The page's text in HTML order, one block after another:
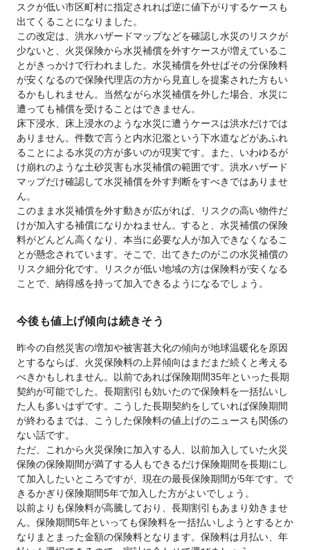
スクが低い市区町村に指定されれば逆に値下がりするケースも
出てくることになりました。
この改定は、洪水ハザードマップなどを確認し水災のリスクが
少ないと、火災保険から水災補償を外すケースが増えているこ
とがきっかけで行われました。水災補償を外せばその分保険料
が安くなるので保険代理店の方から見直しを提案された方もい
るかもしれません。当然ながら水災補償を外した場合、水災に
遭っても補償を受けることはできません。
床下浸水、床上浸水のような水災に遭うケースは洪水だけでは
ありません。件数で言うと内水氾濫という下水道などがあふれ
ることによる水災の方が多いのが現実です。また、いわゆるが
け崩れのような土砂災害も水災補償の範囲です。洪水ハザード
マップだけ確認して水災補償を外す判断をすべきではありませ
ん。
このまま水災補償を外す動きが広がれば、リスクの高い物件だ
けが加入する補償になりかねません。すると、水災補償の保険
料がどんどん高くなり、本当に必要な人が加入できなくなるこ
とが懸念されています。そこで、出てきたのがこの水災補償の
リスク細分化です。リスクが低い地域の方は保険料が安くなる
ことで、納得感を持って加入できるようになるでしょう。
今後も値上げ傾向は続きそう
昨今の自然災害の増加や被害甚大化の傾向が地球温暖化を原因
とするならば、火災保険料の上昇傾向はまだまだ続くと考える
べきかもしれません。以前であれば保険期間35年といった長期
契約が可能でした。長期割引も効いたので保険料を一括払いし
た人も多いはずです。こうした長期契約をしていれば保険期間
が終わるまでは、こうした保険料の値上げのニュースも関係の
ない話です。
ただ、これから火災保険に加入する人、以前加入していた火災
保険の保険期間が満了する人もできるだけ保険期間を長期にし
て加入したいところですが、現在の最長保険期間が5年です。で
きるかぎり保険期間5年で加入した方がよいでしょう。
以前よりも保険料が高騰しており、長期割引もあまり効きませ
ん。保険期間5年といっても保険料を一括払いしようとするとか
なりまとまった金額の保険料となります。保険料は月払い、年